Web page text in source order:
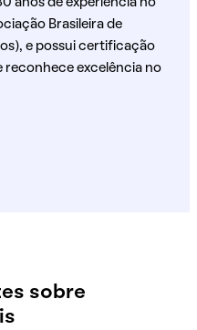
anos de experiência no
Brasileira de
e possui certificação
reconhece excelência no
sobre